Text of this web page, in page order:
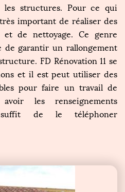
les structures. Pour ce qui
important de réaliser des
et de nettoyage. Ce genre
de garantir un rallongement
FD Rénovation 11 se
et il est peut utiliser des
pour faire un travail de
les renseignements
suffit de le téléphoner